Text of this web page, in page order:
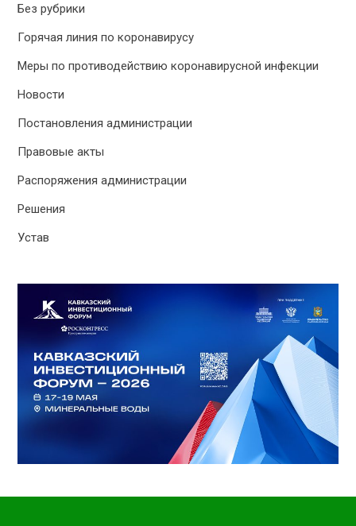
Без рубрики
Горячая линия по коронавирусу
Меры по противодействию коронавирусной инфекции
Новости
Постановления администрации
Правовые акты
Распоряжения администрации
Решения
Устав